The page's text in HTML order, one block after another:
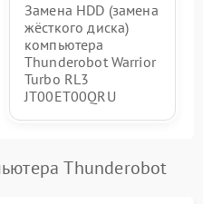
Замена HDD (замена
жёсткого диска)
компьютера
Thunderobot Warrior
Turbo RL3
JT00ET00QRU
Thunderobot